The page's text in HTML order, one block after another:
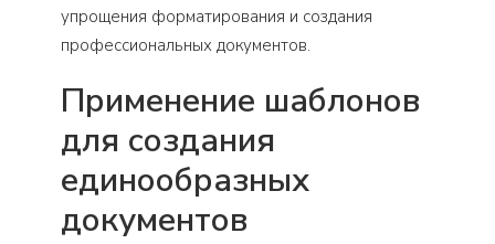
упрощения форматирования и создания
профессиональных документов.
Применение шаблонов
для создания
единообразных
документов